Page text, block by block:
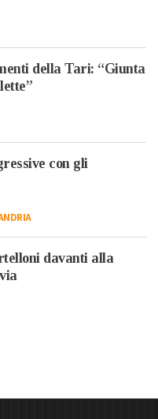
della Tari: “Giunta
con gli
davanti alla